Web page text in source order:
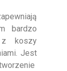
bardzo
z koszy
Jest